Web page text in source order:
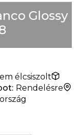
Glossy
élcsiszolt
Rendelésre